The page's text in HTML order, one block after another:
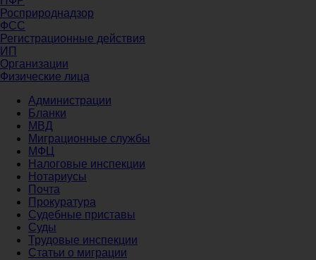
Росприроднадзор
ФСС
Регистрационные действия
ИП
Организации
Физические лица
Администрации
Бланки
МВД
Миграционные службы
МФЦ
Налоговые инспекции
Нотариусы
Почта
Прокуратура
Судебные приставы
Суды
Трудовые инспекции
Статьи о миграции